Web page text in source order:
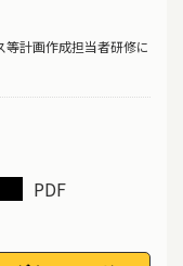
計画作成担当者研修に
PDF